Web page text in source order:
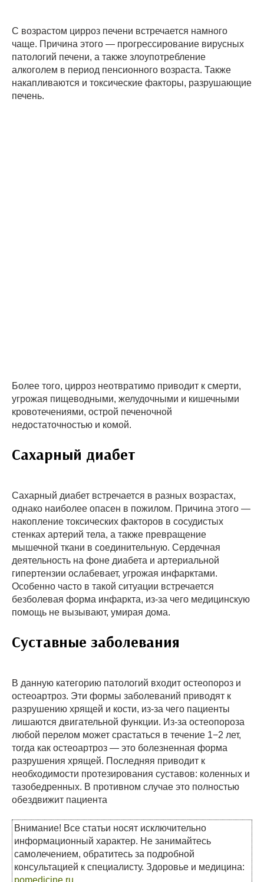
С возрастом цирроз печени встречается намного
чаще. Причина этого — прогрессирование вирусных
патологий печени, а также злоупотребление
алкоголем в период пенсионного возраста. Также
накапливаются и токсические факторы, разрушающие
печень.
Более того, цирроз неотвратимо приводит к смерти,
угрожая пищеводными, желудочными и кишечными
кровотечениями, острой печеночной
недостаточностью и комой.
Сахарный диабет
Сахарный диабет встречается в разных возрастах,
однако наиболее опасен в пожилом. Причина этого —
накопление токсических факторов в сосудистых
стенках артерий тела, а также превращение
мышечной ткани в соединительную. Сердечная
деятельность на фоне диабета и артериальной
гипертензии ослабевает, угрожая инфарктами.
Особенно часто в такой ситуации встречается
безболевая форма инфаркта, из-за чего медицинскую
помощь не вызывают, умирая дома.
Суставные заболевания
В данную категорию патологий входит остеопороз и
остеоартроз. Эти формы заболеваний приводят к
разрушению хрящей и кости, из-за чего пациенты
лишаются двигательной функции. Из-за остеопороза
любой перелом может срастаться в течение 1−2 лет,
тогда как остеоартроз — это болезненная форма
разрушения хрящей. Последняя приводит к
необходимости протезирования суставов: коленных и
тазобедренных. В противном случае это полностью
обездвижит пациента
Внимание! Все статьи носят исключительно
информационный характер. Не занимайтесь
самолечением, обратитесь за подробной
консультацией к специалисту. Здоровье и медицина:
pomedicine.ru